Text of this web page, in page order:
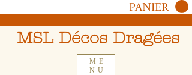
MSL Décos Dragées
ME
NU
PANIER